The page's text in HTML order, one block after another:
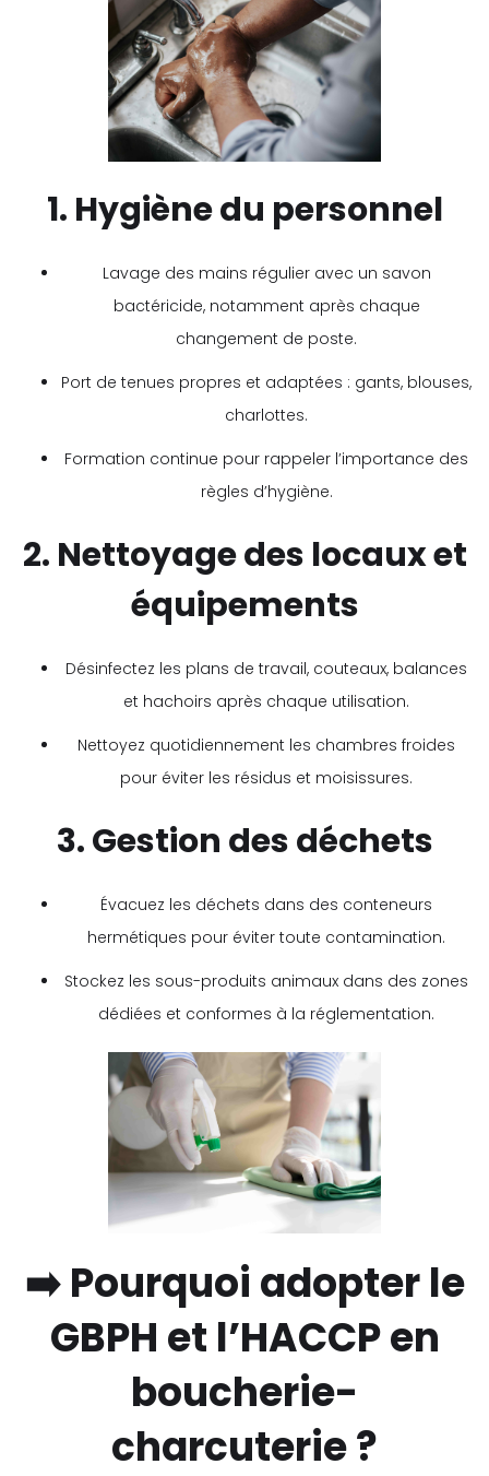
1. Hygiène du personnel
Lavage des mains régulier avec un savon
bactéricide, notamment après chaque
changement de poste.
Port de tenues propres et adaptées : gants, blouses,
charlottes.
Formation continue pour rappeler l’importance des
règles d’hygiène.
2. Nettoyage des locaux et
équipements
Désinfectez les plans de travail, couteaux, balances
et hachoirs après chaque utilisation.
Nettoyez quotidiennement les chambres froides
pour éviter les résidus et moisissures.
3. Gestion des déchets
Évacuez les déchets dans des conteneurs
hermétiques pour éviter toute contamination.
Stockez les sous-produits animaux dans des zones
dédiées et conformes à la réglementation.
➡️ Pourquoi adopter le
GBPH et l’HACCP en
boucherie-
charcuterie ?